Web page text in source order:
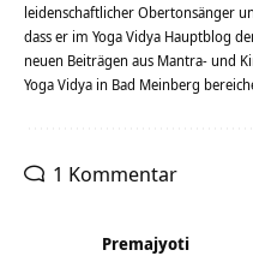
leidenschaftlicher Obertonsänger
dass er im Yoga Vidya Hauptblog
neuen Beiträgen aus Mantra- und
Yoga Vidya in Bad Meinberg
1 Kommentar
Premajyoti